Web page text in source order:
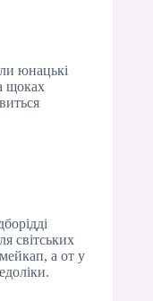
юнацькі
щоках
світських
а от у